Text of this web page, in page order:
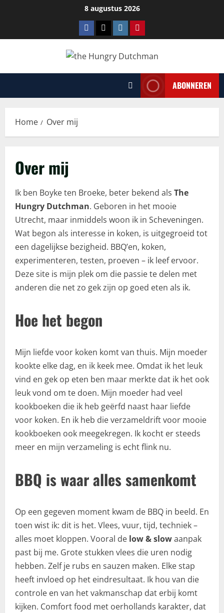
8 augustus 2026
Facebook
TiktokInstagramPinterest
ABONNEREN
Home Over mij
Over mij
Ik ben Boyke ten Broeke, beter bekend als The
Hungry Dutchman. Geboren in het mooie
Utrecht, maar inmiddels woon ik in Scheveningen.
Wat begon als interesse in koken, is uitgegroeid tot
een dagelijkse bezigheid. BBQ’en, koken,
experimenteren, testen, proeven – ik leef ervoor.
Deze site is mijn plek om die passie te delen met
anderen die net zo gek zijn op goed eten als ik.
Hoe het begon
Mijn liefde voor koken komt van thuis. Mijn moeder
kookte elke dag, en ik keek mee. Omdat ik het leuk
vind en gek op eten ben maar merkte dat ik het ook
leuk vond om te doen. Mijn moeder had veel
kookboeken die ik heb geërfd naast haar liefde
voor koken. En ik heb die verzameldrift voor mooie
kookboeken ook meegekregen. Ik kocht er steeds
meer en mijn verzameling is echt flink nu.
BBQ is waar alles samenkomt
Op een gegeven moment kwam de BBQ in beeld. En
toen wist ik: dit is het. Vlees, vuur, tijd, techniek –
alles moet kloppen. Vooral de low & slowaanpak
past bij me. Grote stukken vlees die uren nodig
hebben. Zelf je rubs en sauzen maken. Elke stap
heeft invloed op het eindresultaat. Ik hou van die
controle en van het vakmanschap dat erbij komt
kijken. Comfort food met oerhollands karakter, dat